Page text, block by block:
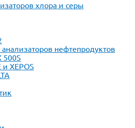
хлора и серы
нефтепродуктов
500S
и XEPOS